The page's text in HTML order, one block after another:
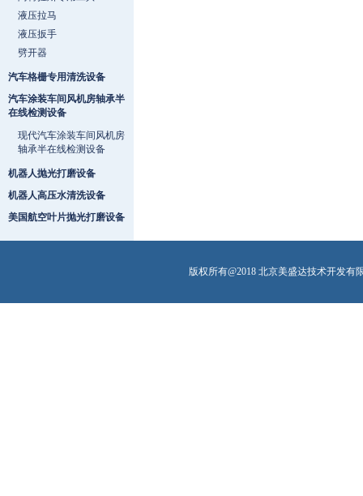
液压拉马
液压扳手
劈开器
汽车格栅专用清洗设备
汽车涂装车间风机房轴承半
在线检测设备
现代汽车涂装车间风机房
轴承半在线检测设备
机器人抛光打磨设备
机器人高压水清洗设备
美国航空叶片抛光打磨设备
版权所有@2018 北京美盛达技术开发